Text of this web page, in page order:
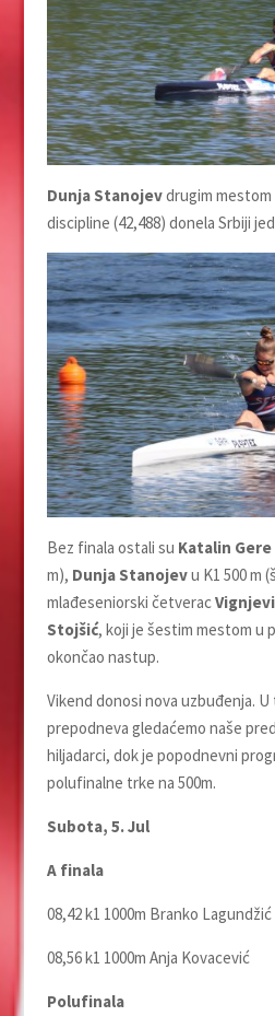
Dunja Stanojevdrugim mestom
discipline (42,488) donela Srbiji
Bez finala ostali su Katalin Gere
m), Dunja Stanojevu K1 500 m
mlađeseniorski četverac
Stojšić, koji je šestim mestom u
okončao nastup.
Vikend donosi nova uzbuđenja.
prepodneva gledaćemo naše
hiljadarci, dok je popodnevni
polufinalne trke na 500m.
Subota, 5. Jul
A finala
08,42 k1 1000m Branko Lagundžić
08,56 k1 1000m Anja Kovacević
Polufinala